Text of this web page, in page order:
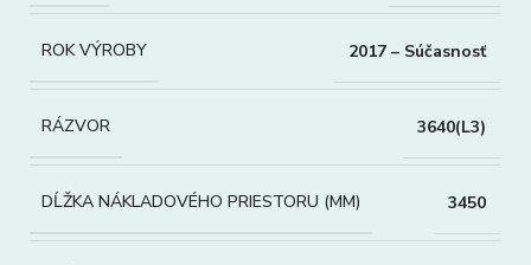
ROK VÝROBY 2017 – Súčasnosť
RÁZVOR 3640(L3)
DĹŽKA NÁKLADOVÉHO PRIESTORU (MM) 3450